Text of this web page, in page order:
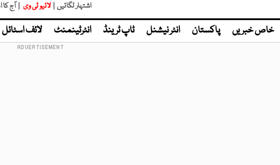
اشتہار لگائیں | لائیو ٹی وی | آج کا
خاص خبریں پاکستان انٹر نیشنل ٹاپ ٹرینڈ انٹرٹینمنٹ لائف اسٹائل